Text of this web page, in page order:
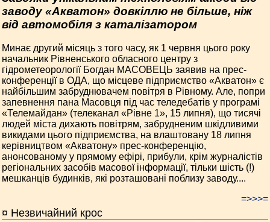
заводу «Акватон» довкіллю не більше, ніж
від автомобіля з каталізатором
Минає другий місяць з того часу, як 1 червня цього року
начальник Рівненського обласного центру з
гідрометеорології Богдан МАСОВЕЦЬ заявив на прес-
конференції в ОДА, що місцеве підприємство «Акватон» є
найбільшим забруднювачем повітря в Рівному. Але, попри
запевнення пана Масовця під час теледебатів у програмі
«Телемайдан» (телеканал «Рівне 1», 15 липня), що тисячі
людей міста дихають повітрям, забрудненим шкідливими
викидами цього підприємства, на влаштовану 18 липня
керівництвом «Акватону» прес-конференцію,
анонсованому у прямому ефірі, прибули, крім журналістів
регіональних засобів масової інформації, тільки шість (!)
мешканців будинків, які розташовані поблизу заводу....
=>>>=
¤ Незвичайний крос